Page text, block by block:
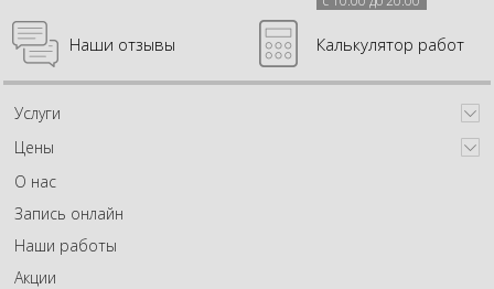
Наши отзывы Калькулятор работ
Услуги
Цены
О нас
Запись онлайн
Наши работы
Акции